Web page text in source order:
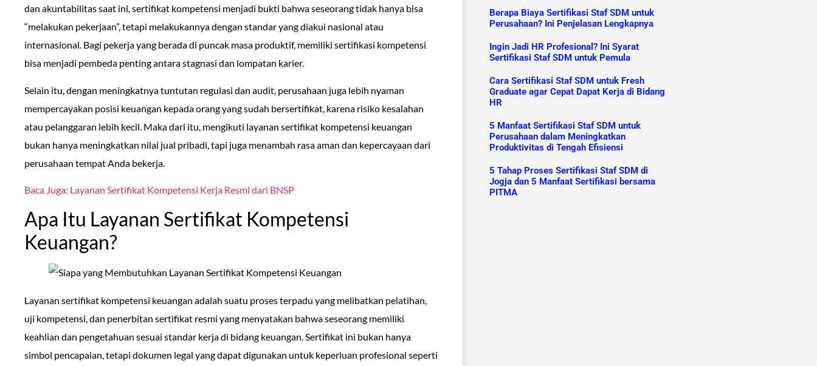
dan akuntabilitas saat ini, sertifikat kompetensi menjadi bukti bahwa seseorang tidak hanya bisa
“melakukan pekerjaan”, tetapi melakukannya dengan standar yang diakui nasional atau
internasional. Bagi pekerja yang berada di puncak masa produktif, memiliki sertifikasi kompetensi
bisa menjadi pembeda penting antara stagnasi dan lompatan karier.
Selain itu, dengan meningkatnya tuntutan regulasi dan audit, perusahaan juga lebih nyaman
mempercayakan posisi keuangan kepada orang yang sudah bersertifikat, karena risiko kesalahan
atau pelanggaran lebih kecil. Maka dari itu, mengikuti layanan sertifikat kompetensi keuangan
bukan hanya meningkatkan nilai jual pribadi, tapi juga menambah rasa aman dan kepercayaan dari
perusahaan tempat Anda bekerja.
Baca Juga: Layanan Sertifikat Kompetensi Kerja Resmi dari BNSP
Apa Itu Layanan Sertifikat Kompetensi
Keuangan?
Layanan sertifikat kompetensi keuangan adalah suatu proses terpadu yang melibatkan pelatihan,
uji kompetensi, dan penerbitan sertifikat resmi yang menyatakan bahwa seseorang memiliki
keahlian dan pengetahuan sesuai standar kerja di bidang keuangan. Sertifikat ini bukan hanya
simbol pencapaian, tetapi dokumen legal yang dapat digunakan untuk keperluan profesional seperti
Berapa Biaya Sertifikasi Staf SDM untuk
Perusahaan? Ini Penjelasan Lengkapnya
Ingin Jadi HR Profesional? Ini Syarat
Sertifikasi Staf SDM untuk Pemula
Cara Sertifikasi Staf SDM untuk Fresh
Graduate agar Cepat Dapat Kerja di Bidang
HR
5 Manfaat Sertifikasi Staf SDM untuk
Perusahaan dalam Meningkatkan
Produktivitas di Tengah Efisiensi
5 Tahap Proses Sertifikasi Staf SDM di
Jogja dan 5 Manfaat Sertifikasi bersama
PITMA